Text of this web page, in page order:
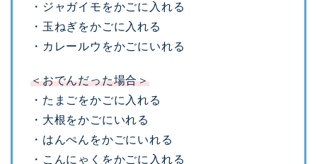
・ジャガイモをかごに入れる
・玉ねぎをかごに入れる
・カレールウをかごにいれる
＜おでんだった場合＞
・たまごをかごに入れる
・大根をかごにいれる
・はんぺんをかごにいれる
・こんにゃくをかごに入れる